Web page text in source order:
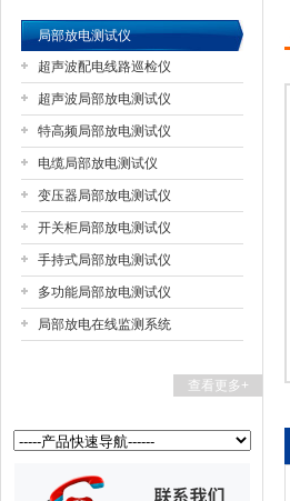
扬州国浩电气有限公司
局部放电测试仪
超声波配电线路巡检仪
超声波局部放电测试仪
特高频局部放电测试仪
电缆局部放电测试仪
变压器局部放电测试仪
开关柜局部放电测试仪
手持式局部放电测试仪
多功能局部放电测试仪
局部放电在线监测系统
查看更多+